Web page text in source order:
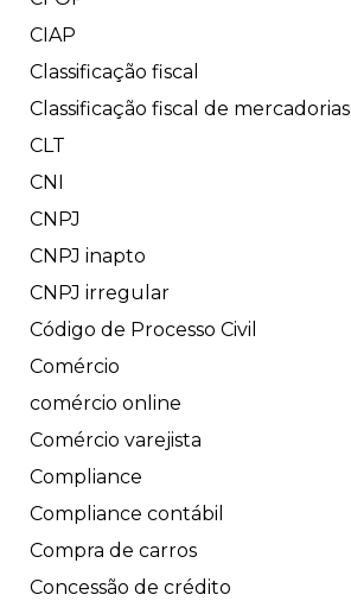
CIAP
Classificação fiscal
Classificação fiscal de mercadorias
CLT
CNI
CNPJ
CNPJ inapto
CNPJ irregular
Código de Processo Civil
Comércio
comércio online
Comércio varejista
Compliance
Compliance contábil
Compra de carros
Concessão de crédito